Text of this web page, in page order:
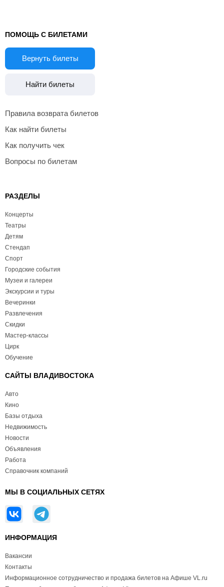
ПОМОЩЬ С БИЛЕТАМИ
Вернуть билеты
Найти билеты
Правила возврата билетов
Как найти билеты
Как получить чек
Вопросы по билетам
РАЗДЕЛЫ
Концерты
Театры
Детям
Стендап
Спорт
Городские события
Музеи и галереи
Экскурсии и туры
Вечеринки
Развлечения
Скидки
Мастер-классы
Цирк
Обучение
САЙТЫ ВЛАДИВОСТОКА
Авто
Кино
Базы отдыха
Недвижимость
Новости
Объявления
Работа
Справочник компаний
МЫ В СОЦИАЛЬНЫХ СЕТЯХ
ИНФОРМАЦИЯ
Вакансии
Контакты
Информационное сотрудничество и продажа билетов на Афише VL.ru